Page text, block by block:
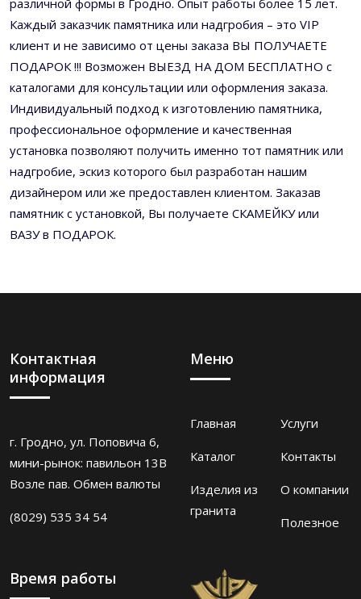
различной формы в Гродно. Опыт работы более 15 лет.
Каждый заказчик памятника или надгробия – это VIP
клиент и не зависимо от цены заказа ВЫ ПОЛУЧАЕТЕ
ПОДАРОК !!! Возможен ВЫЕЗД НА ДОМ БЕСПЛАТНО с
каталогами для консультации или оформления заказа.
Индивидуальный подход к изготовлению памятника,
профессиональное оформление и качественная
установка позволяют получить именно тот памятник или
надгробие, эскиз которого был разработан нашим
дизайнером или же предоставлен клиентом. Заказав
памятник с установкой, Вы получаете СКАМЕЙКУ или
ВАЗУ в ПОДАРОК.
Контактная
информация
г. Гродно, ул. Поповича 6,
мини-рынок: павильон 13В
Возле пав. Обмен валюты
(8029) 535 34 54
Меню
Главная
Каталог
Изделия из
гранита
Услуги
Контакты
О компании
Полезное
Время работы